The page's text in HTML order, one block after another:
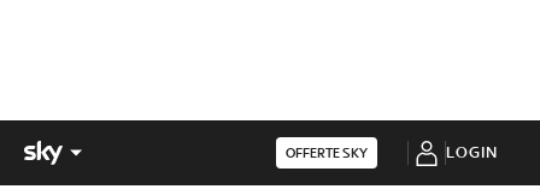
OFFERTE SKY LOGIN